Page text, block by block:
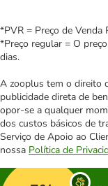
*PVR = Preço de
*Preço regular = O
dias.
A zooplus tem o direito
publicidade direta de
opor-se a qualquer
dos custos básicos de
Serviço de Apoio ao
nossa Política de